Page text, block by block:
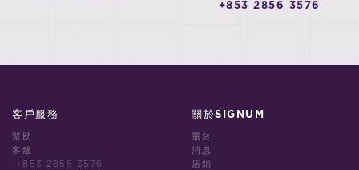
+853 2856 3576
客戶服務
幫助
客服
+853 2856 3576
關於SIGNUM
關於
消息
店鋪